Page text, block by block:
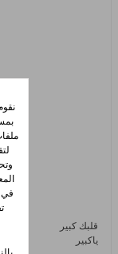
قلبك كبير
ياكبير
في